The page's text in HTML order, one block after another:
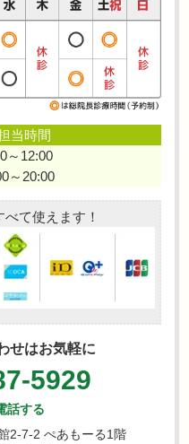
当時間
12:00
～20:00
て使えます！
せはお気軽に
5929
話する
2-7-2 ぺあもーる1階